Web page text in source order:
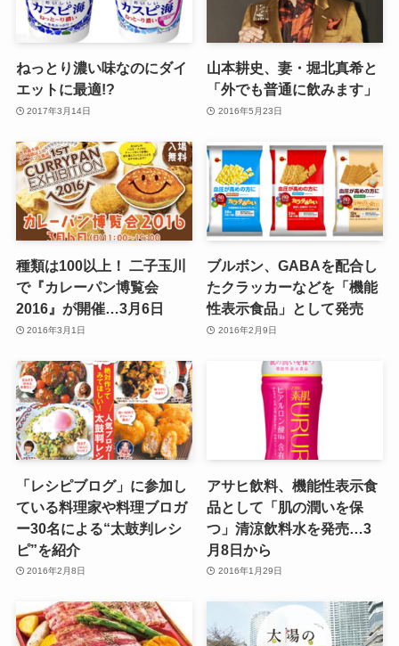
ねっとり濃い味なのにダイ
エットに最適!?
2017年3月14日
山本耕史、妻・堀北真希と
「外でも普通に飲みます」
2016年5月23日
種類は100以上！ 二子玉川
で『カレーパン博覧会
2016』が開催…3月6日
2016年3月1日
ブルボン、GABAを配合し
たクラッカーなどを「機能
性表示食品」として発売
2016年2月9日
「レシピブログ」に参加し
ている料理家や料理ブロガ
ー30名による“太鼓判レシ
ピ”を紹介
2016年2月8日
アサヒ飲料、機能性表示食
品として「肌の潤いを保
つ」清涼飲料水を発売…3
月8日から
2016年1月29日